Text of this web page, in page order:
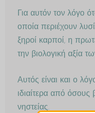
Για αυτόν τον λόγο
οποία περιέχουν
ξηροί καρποί, η
την βιολογική αξία
Αυτός είναι και ο
ιδιαίτερα από όσους
νηστείας.